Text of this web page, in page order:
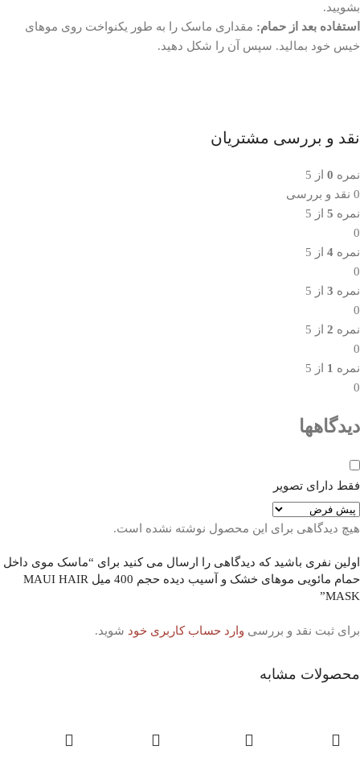
بشویید.
استفاده بعد از حمام: مقداری ماسک را به طور یکنواخت روی موهای
خیس خود بمالید. سپس آن را شکل دهید.
نقد و بررسی مشتریان
نمره 0 از 5
0 نقد و بررسی
نمره 5 از 5
0
نمره 4 از 5
0
نمره 3 از 5
0
نمره 2 از 5
0
نمره 1 از 5
0
دیدگاهها
فقط دارای تصویر
هیچ دیدگاهی برای این محصول نوشته نشده است.
اولین نفری باشید که دیدگاهی را ارسال می کنید برای “ماسک موی داخل
حمام مائویی موهای خشک و آسیب دیده حجم 400 میل MAUI HAIR
MASK”
برای ثبت نقد و بررسی وارد حساب کاربری خود شوید.
محصولات مشابه